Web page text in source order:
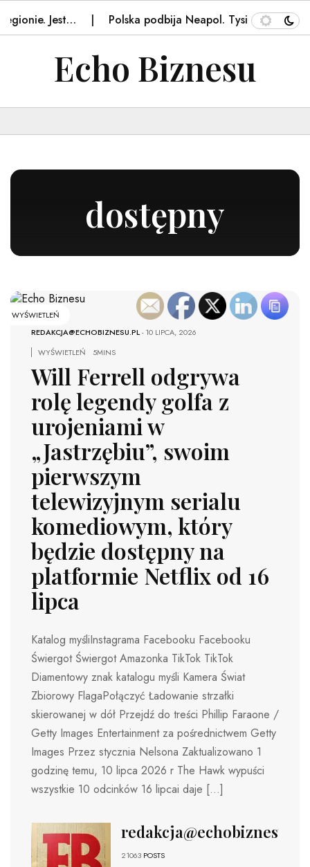
Jest… Polska podbija Neapol. Tysiące aut z
Echo Biznesu
dostępny
WYŚWIETLEŃ
REDAKCJA@ECHOBIZNESU.PL-10 LIPCA, 2026
WYŚWIETLEŃ
5MINS
Will Ferrell odgrywa
rolę legendy golfa z
urojeniami w
„Jastrzębiu”, swoim
pierwszym
telewizyjnym serialu
komediowym, który
będzie dostępny na
platformie Netflix od 16
lipca
Katalog myśliInstagrama Facebooku Facebooku
Świergot Świergot Amazonka TikTok TikTok
Diamentowy znak katalogu myśli Kamera Świat
Zbiorowy FlagaPołączyć Ładowanie strzałki
skierowanej w dół Przejdź do treści Phillip Faraone /
Getty Images Entertainment za pośrednictwem Getty
Images Przez stycznia Nelsona Zaktualizowano 1
godzinę temu, 10 lipca 2026 r The Hawk wypuści
wszystkie 10 odcinków 16 lipcai daje […]
redakcja@echobiznesu.pl
21063 POSTS